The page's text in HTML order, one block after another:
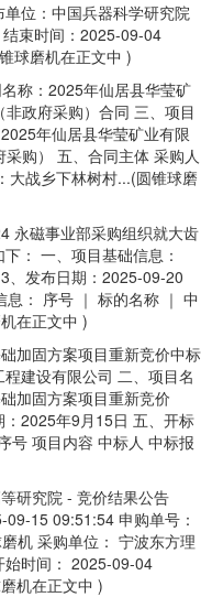
位：中国兵器科学研究院
束时间：2025-09-04
球磨机在正文中 )
称：2025年仙居县华莹矿
政府采购）合同 三、项目
年仙居县华莹矿业有限
购） 五、合同主体 采购人
大战乡下林树村...(圆锥球磨
磁事业部采购组织就大齿
： 一、项目基础信息：
、发布日期：2025-09-20
： 序号 ｜ 标的名称 ｜ 中
在正文中 )
加固方案项目重新竞价中标
建设有限公司 二、项目名
加固方案项目重新竞价
2025年9月15日 五、开标
号 项目内容 中标人 中标报
研究院 - 竞价结果公告
09-15 09:51:54 申购单号：
机 采购单位： 宁波东方理
始时间： 2025-09-04
机在正文中 )